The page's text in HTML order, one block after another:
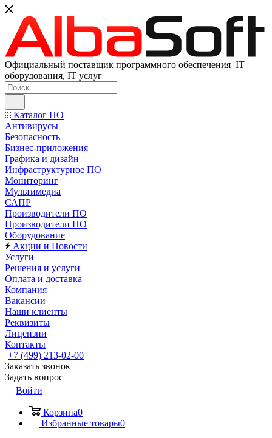
Официальный поставщик программного обеспечения IT
оборудования, IT услуг
Каталог ПО
Антивирусы
Безопасность
Бизнес-приложения
Графика и дизайн
Инфраструктурное ПО
Мониторинг
Мультимедиа
САПР
Производители ПО
Производители ПО
Оборудование
Акции и Новости
Услуги
Решения и услуги
Оплата и доставка
Компания
Вакансии
Наши клиенты
Реквизиты
Лицензии
Контакты
+7 (499) 213-02-00
Заказать звонок
Задать вопрос
Войти
Корзина0
Избранные товары0